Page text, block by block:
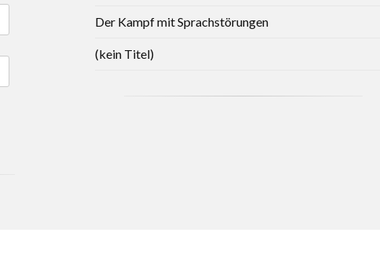
Der Kampf mit Sprachstörungen
(kein Titel)